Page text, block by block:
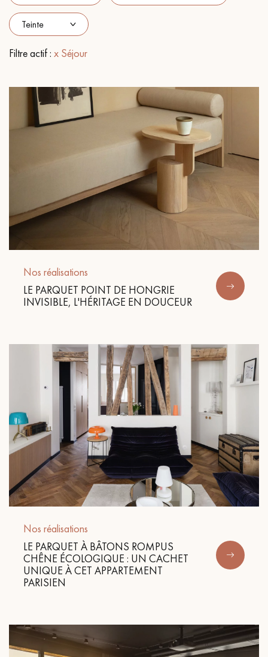
PARQUET VIEILLI
Nos conseillers sont disponibles au
09-8899140
VOUS AVEZ UN PROJET ?
pas dans le choix et la pose de votre parquet.
Un expert Décoplus Parquets vous appelle
Demandez un rendez-vous personnalisé
Obtenez un devis gratuit !
Filtre actif : x Séjour
Nos réalisations
LE PARQUET POINT DE HONGRIE
INVISIBLE, L'HÉRITAGE EN DOUCEUR
Nos réalisations
LE PARQUET À BÂTONS ROMPUS
CHÊNE ÉCOLOGIQUE : UN CACHET
UNIQUE À CET APPARTEMENT
PARISIEN